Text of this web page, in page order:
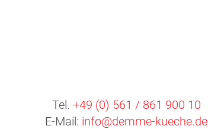
Tel. +49 (0) 561 / 861 900 10
E-Mail: info@demme-kueche.de